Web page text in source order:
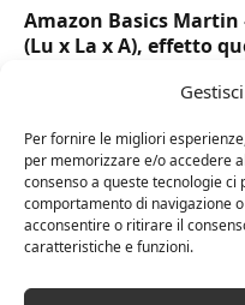
Per fornire le migliori
per memorizzare e/o accedere
consenso a queste tecnologie
comportamento di navigazione
acconsentire o ritirare il
caratteristiche e funzioni.
Amazon Basics Martin
(Lu x La x A), effetto